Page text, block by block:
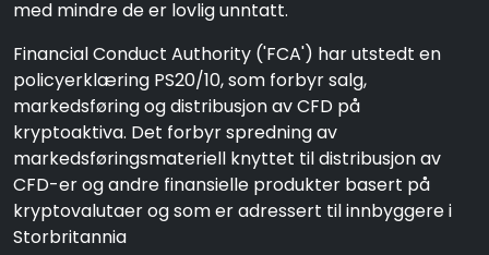
med mindre de er lovlig unntatt.
Financial Conduct Authority ('FCA') har utstedt en
policyerklæring PS20/10, som forbyr salg,
markedsføring og distribusjon av CFD på
kryptoaktiva. Det forbyr spredning av
markedsføringsmateriell knyttet til distribusjon av
CFD-er og andre finansielle produkter basert på
kryptovalutaer og som er adressert til innbyggere i
Storbritannia